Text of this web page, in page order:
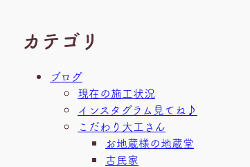
カテゴリ
ブログ
現在の施工状況
インスタグラム見てね♪
こだわり大工さん
お地蔵様の地蔵堂
古民家